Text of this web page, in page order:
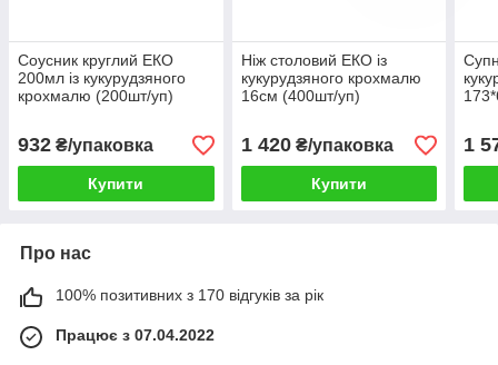
Соусник круглий ЕКО
200мл із кукурудзяного
крохмалю (200шт/уп)
932 ₴/упаковка
Купити
Ніж столовий ЕКО із
кукурудзяного крохмалю
16см (400шт/уп)
1 420₴/упаковка
Купити
1
Про нас
100% позитивних з 170 відгуків за рік
Працює з 07.04.2022